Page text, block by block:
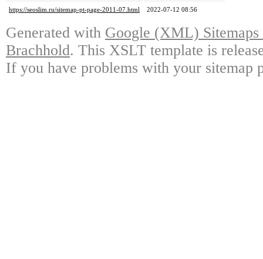
https://seoslim.ru/sitemap-pt-page-2011-07.html
2022-07-12 08:56
Generated with Google (XML)
Brachhold. This XSLT template is
If you have problems with your sitemap